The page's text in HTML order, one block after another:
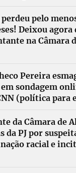
perdeu pelo
Deixou agora
na Câmara
Pereira
sondagem
(política para
da Câmara de
da PJ por
racial e